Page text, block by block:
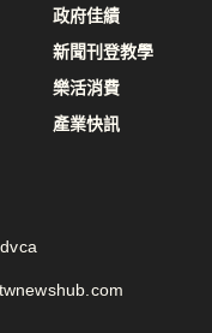
政府佳績
新聞刊登教學
樂活消費
產業快訊